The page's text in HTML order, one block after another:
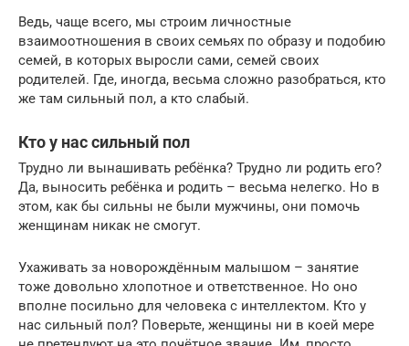
Ведь, чаще всего, мы строим личностные
взаимоотношения в своих семьях по образу и подобию
семей, в которых выросли сами, семей своих
родителей. Где, иногда, весьма сложно разобраться, кто
же там сильный пол, а кто слабый.
Кто у нас сильный пол
Трудно ли вынашивать ребёнка? Трудно ли родить его?
Да, выносить ребёнка и родить – весьма нелегко. Но в
этом, как бы сильны не были мужчины, они помочь
женщинам никак не смогут.
Ухаживать за новорождённым малышом – занятие
тоже довольно хлопотное и ответственное. Но оно
вполне посильно для человека с интеллектом. Кто у
нас сильный пол? Поверьте, женщины ни в коей мере